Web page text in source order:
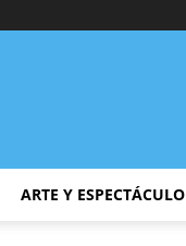
ARTE Y ESPECTÁCULO